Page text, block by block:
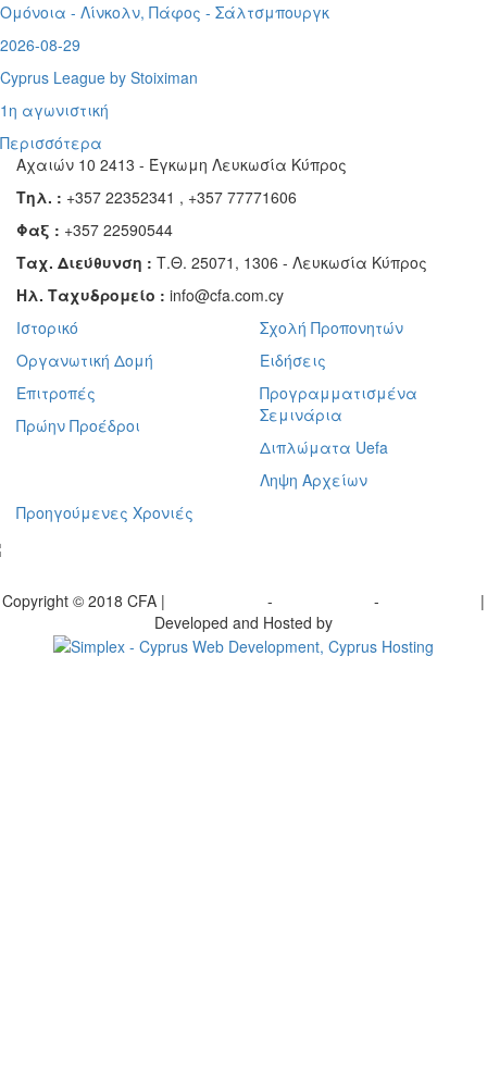
Ομόνοια - Λίνκολν, Πάφος - Σάλτσμπουργκ
2026-08-29
Cyprus League by Stoiximan
1η αγωνιστική
Περισσότερα
Αχαιών 10 2413 - Έγκωμη Λευκωσία Κύπρος
Τηλ. : +357 22352341 , +357 77771606
Φαξ : +357 22590544
Ταχ. Διεύθυνση : Τ.Θ. 25071, 1306 - Λευκωσία Κύπρος
Ηλ. Ταχυδρομείο : info@cfa.com.cy
Ιστορικό
Οργανωτική Δομή
Επιτροπές
Πρώην Προέδροι
Σχολή Προπονητών
Ειδήσεις
Προγραμματισμένα
Σεμινάρια
Διπλώματα Uefa
Ληψη Αρχείων
Προηγούμενες Χρονιές
Copyright © 2018 CFA | - -
|
Developed and Hosted by